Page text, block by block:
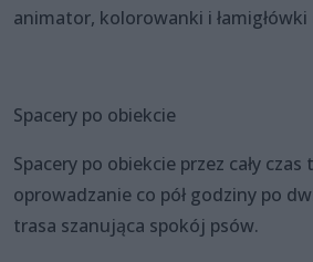
animator, kolorowanki i łamigłówki
Spacery po obiekcie
Spacery po obiekcie przez cały
oprowadzanie co pół godziny po
trasa szanująca spokój psów.